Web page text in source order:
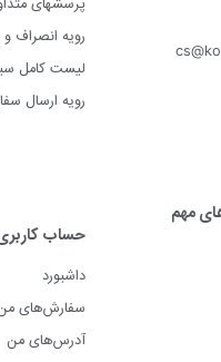
پرسشهای
رویه انصراف و
لیست کامل
رویه ارسال
مهم
حساب
داشبورد
سفارش‌های
آدرس‌های من